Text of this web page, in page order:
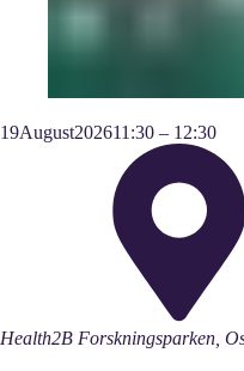
19August202611:30 – 12:30
Health2B Forskningsparken,